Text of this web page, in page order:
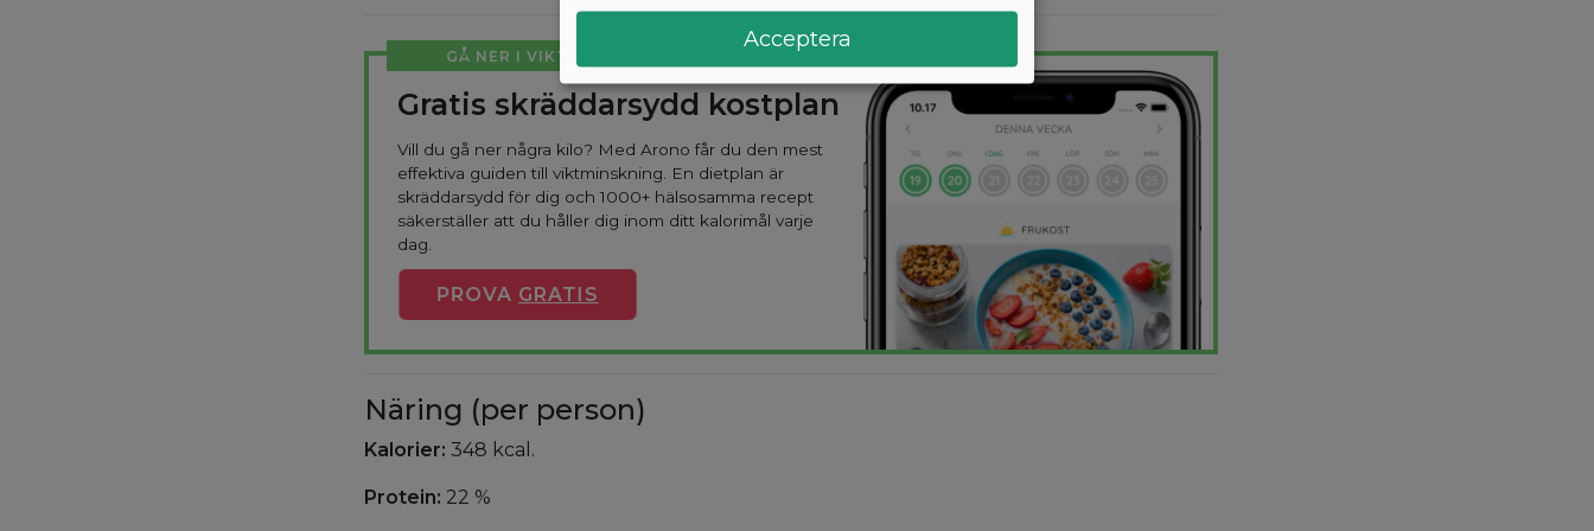
GÅ NER I VIKT LÄTT
Gratis skräddarsydd kostplan
Vill du gå ner några kilo? Med Arono får du den mest
effektiva guiden till viktminskning. En dietplan är
skräddarsydd för dig och 1000+ hälsosamma recept
säkerställer att du håller dig inom ditt kalorimål varje
dag.
PROVA GRATIS
Näring (per person)
Kalorier: 348 kcal.
Protein: 22 %
Acceptera